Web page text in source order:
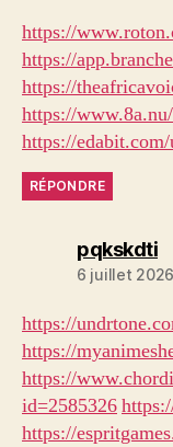
https://
https://
https://
https://
https://
RÉPONDRE
pqkskdti
6 juillet
https://
https://
https://
id=2585326
https://